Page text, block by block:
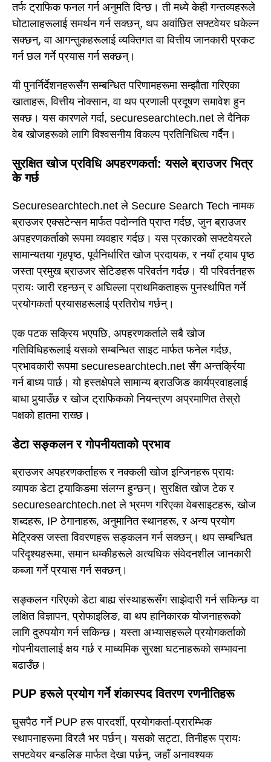
तर्फ ट्राफिक फनल गर्न अनुमति दिन्छ। ती मध्ये केही गन्तव्यहरूले
घोटालाहरूलाई समर्थन गर्न सक्छन्, थप अवांछित सफ्टवेयर धकेल्न
सक्छन्, वा आगन्तुकहरूलाई व्यक्तिगत वा वित्तीय जानकारी प्रकट
गर्न छल गर्ने प्रयास गर्न सक्छन्।
यी पुनर्निर्देशनहरूसँग सम्बन्धित परिणामहरूमा सम्झौता गरिएका
खाताहरू, वित्तीय नोक्सान, वा थप प्रणाली प्रदूषण समावेश हुन
सक्छ। यस कारणले गर्दा, securesearchtech.net ले दैनिक
वेब खोजहरूको लागि विश्वसनीय विकल्प प्रतिनिधित्व गर्दैन।
सुरक्षित खोज प्रविधि अपहरणकर्ता: यसले ब्राउजर भित्र
के गर्छ
Securesearchtech.net ले Secure Search Tech नामक
ब्राउजर एक्सटेन्सन मार्फत पदोन्नति प्राप्त गर्दछ, जुन ब्राउजर
अपहरणकर्ताको रूपमा व्यवहार गर्दछ। यस प्रकारको सफ्टवेयरले
सामान्यतया गृहपृष्ठ, पूर्वनिर्धारित खोज प्रदायक, र नयाँ ट्याब पृष्ठ
जस्ता प्रमुख ब्राउजर सेटिङहरू परिवर्तन गर्दछ। यी परिवर्तनहरू
प्रायः जारी रहन्छन् र अघिल्ला प्राथमिकताहरू पुनर्स्थापित गर्ने
प्रयोगकर्ता प्रयासहरूलाई प्रतिरोध गर्छन्।
एक पटक सक्रिय भएपछि, अपहरणकर्ताले सबै खोज
गतिविधिहरूलाई यसको सम्बन्धित साइट मार्फत फनेल गर्दछ,
प्रभावकारी रूपमा securesearchtech.net सँग अन्तर्क्रिया
गर्न बाध्य पार्छ। यो हस्तक्षेपले सामान्य ब्राउजिङ कार्यप्रवाहलाई
बाधा पुर्‍याउँछ र खोज ट्राफिकको नियन्त्रण अप्रमाणित तेस्रो
पक्षको हातमा राख्छ।
डेटा सङ्कलन र गोपनीयताको प्रभाव
ब्राउजर अपहरणकर्ताहरू र नक्कली खोज इन्जिनहरू प्रायः
व्यापक डेटा ट्र्याकिङमा संलग्न हुन्छन्। सुरक्षित खोज टेक र
securesearchtech.net ले भ्रमण गरिएका वेबसाइटहरू, खोज
शब्दहरू, IP ठेगानाहरू, अनुमानित स्थानहरू, र अन्य प्रयोग
मेट्रिक्स जस्ता विवरणहरू सङ्कलन गर्न सक्छन्। थप सम्बन्धित
परिदृश्यहरूमा, समान धम्कीहरूले अत्यधिक संवेदनशील जानकारी
कब्जा गर्ने प्रयास गर्न सक्छन्।
सङ्कलन गरिएको डेटा बाह्य संस्थाहरूसँग साझेदारी गर्न सकिन्छ वा
लक्षित विज्ञापन, प्रोफाइलिङ, वा थप हानिकारक योजनाहरूको
लागि दुरुपयोग गर्न सकिन्छ। यस्ता अभ्यासहरूले प्रयोगकर्ताको
गोपनीयतालाई क्षय गर्छ र माध्यमिक सुरक्षा घटनाहरूको सम्भावना
बढाउँछ।
PUP हरूले प्रयोग गर्ने शंकास्पद वितरण रणनीतिहरू
घुसपैठ गर्ने PUP हरू पारदर्शी, प्रयोगकर्ता-प्रारम्भिक
स्थापनाहरूमा विरलै भर पर्छन्। यसको सट्टा, तिनीहरू प्रायः
सफ्टवेयर बन्डलिङ मार्फत देखा पर्छन्, जहाँ अनावश्यक